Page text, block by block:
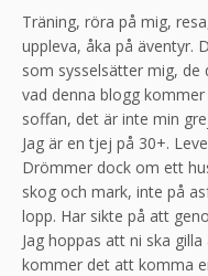
Träning, röra på mig,
uppleva, åka på äventyr.
som sysselsätter mig, de
vad denna blogg
soffan, det är inte min
Jag är en tjej på 30+.
Drömmer dock om ett
skog och mark, inte på
lopp. Har sikte på att
Jag hoppas att ni ska
kommer det att komma